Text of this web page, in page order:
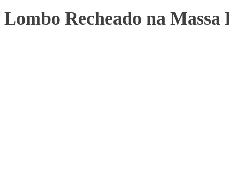
Lombo Recheado na Massa